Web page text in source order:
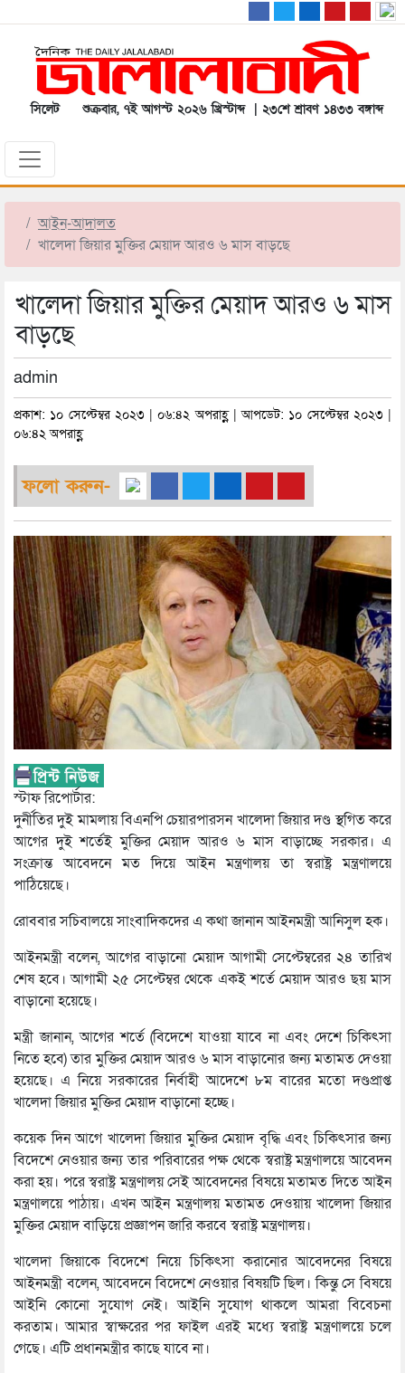
সিলেট শুক্রবার, ৭ই আগস্ট ২০২৬ খ্রিস্টাব্দ | ২৩শে শ্রাবণ ১৪৩৩ বঙ্গাব্দ
আইন-আদালত
খালেদা জিয়ার মুক্তির মেয়াদ আরও ৬ মাস বাড়ছে
খালেদা জিয়ার মুক্তির মেয়াদ আরও ৬ মাস
বাড়ছে
admin
প্রকাশ: ১০ সেপ্টেম্বর ২০২৩ | ০৬:৪২ অপরাহ্ণ | আপডেট: ১০ সেপ্টেম্বর ২০২৩ |
০৬:৪২ অপরাহ্ণ
ফলো করুন-
স্টাফ রিপোর্টার:
দুর্নীতির দুই মামলায় বিএনপি চেয়ারপারসন খালেদা জিয়ার দণ্ড স্থগিত করে
আগের দুই শর্তেই মুক্তির মেয়াদ আরও ৬ মাস বাড়াচ্ছে সরকার। এ
সংক্রান্ত আবেদনে মত দিয়ে আইন মন্ত্রণালয় তা স্বরাষ্ট্র মন্ত্রণালয়ে
পাঠিয়েছে।
রোববার সচিবালয়ে সাংবাদিকদের এ কথা জানান আইনমন্ত্রী আনিসুল হক।
আইনমন্ত্রী বলেন, আগের বাড়ানো মেয়াদ আগামী সেপ্টেম্বরের ২৪ তারিখ
শেষ হবে। আগামী ২৫ সেপ্টেম্বর থেকে একই শর্তে মেয়াদ আরও ছয় মাস
বাড়ানো হয়েছে।
মন্ত্রী জানান, আগের শর্তে (বিদেশে যাওয়া যাবে না এবং দেশে চিকিৎসা
নিতে হবে) তার মুক্তির মেয়াদ আরও ৬ মাস বাড়ানোর জন্য মতামত দেওয়া
হয়েছে। এ নিয়ে সরকারের নির্বাহী আদেশে ৮ম বারের মতো দণ্ডপ্রাপ্ত
খালেদা জিয়ার মুক্তির মেয়াদ বাড়ানো হচ্ছে।
কয়েক দিন আগে খালেদা জিয়ার মুক্তির মেয়াদ বৃদ্ধি এবং চিকিৎসার জন্য
বিদেশে নেওয়ার জন্য তার পরিবারের পক্ষ থেকে স্বরাষ্ট্র মন্ত্রণালয়ে আবেদন
করা হয়। পরে স্বরাষ্ট্র মন্ত্রণালয় সেই আবেদনের বিষয়ে মতামত দিতে আইন
মন্ত্রণালয়ে পাঠায়। এখন আইন মন্ত্রণালয় মতামত দেওয়ায় খালেদা জিয়ার
মুক্তির মেয়াদ বাড়িয়ে প্রজ্ঞাপন জারি করবে স্বরাষ্ট্র মন্ত্রণালয়।
খালেদা জিয়াকে বিদেশে নিয়ে চিকিৎসা করানোর আবেদনের বিষয়ে
আইনমন্ত্রী বলেন, আবেদনে বিদেশে নেওয়ার বিষয়টি ছিল। কিন্তু সে বিষয়ে
আইনি কোনো সুযোগ নেই। আইনি সুযোগ থাকলে আমরা বিবেচনা
করতাম। আমার স্বাক্ষরের পর ফাইল এরই মধ্যে স্বরাষ্ট্র মন্ত্রণালয়ে চলে
গেছে। এটি প্রধানমন্ত্রীর কাছে যাবে না।